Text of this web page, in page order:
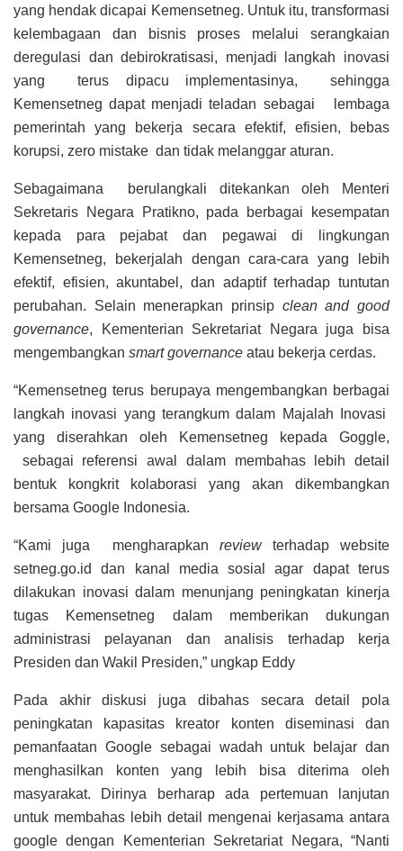
yang hendak dicapai Kemensetneg. Untuk itu, transformasi
kelembagaan dan bisnis proses melalui serangkaian
deregulasi dan debirokratisasi, menjadi langkah inovasi
yang terus dipacu implementasinya,
sehingga
Kemensetneg dapat menjadi teladan sebagai lembaga
pemerintah yang bekerja secara efektif, efisien, bebas
korupsi, zero mistake dan tidak melanggar aturan.
Sebagaimana berulangkali ditekankan oleh Menteri
Sekretaris Negara Pratikno, pada berbagai kesempatan
kepada para pejabat dan pegawai di lingkungan
Kemensetneg, bekerjalah dengan cara-cara yang lebih
efektif, efisien, akuntabel, dan adaptif terhadap tuntutan
perubahan. Selain menerapkan prinsip clean and good
governance, Kementerian Sekretariat Negara juga bisa
mengembangkan smart governance atau bekerja cerdas.
“Kemensetneg terus berupaya mengembangkan berbagai
langkah inovasi yang terangkum dalam Majalah Inovasi
yang diserahkan oleh Kemensetneg kepada Goggle,
sebagai referensi awal dalam membahas lebih detail
bentuk kongkrit kolaborasi yang akan dikembangkan
bersama Google Indonesia.
“Kami juga mengharapkan reviewterhadap website
setneg.go.id dan kanal media sosial agar dapat terus
dilakukan inovasi dalam menunjang peningkatan kinerja
tugas Kemensetneg dalam memberikan dukungan
administrasi pelayanan dan analisis terhadap kerja
Presiden dan Wakil Presiden,” ungkap Eddy
Pada akhir diskusi juga dibahas secara detail pola
peningkatan kapasitas kreator konten diseminasi dan
pemanfaatan Google sebagai wadah untuk belajar dan
menghasilkan konten yang lebih bisa diterima oleh
masyarakat. Dirinya berharap ada pertemuan lanjutan
untuk membahas lebih detail mengenai kerjasama antara
google dengan Kementerian Sekretariat Negara, “Nanti